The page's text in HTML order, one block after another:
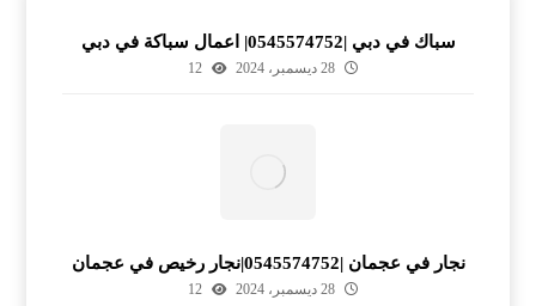
سباك في دبي |0545574752| اعمال سباكة في دبي
28 ديسمبر، 2024 12
نجار في عجمان |0545574752|نجار رخيص في عجمان
28 ديسمبر، 2024 12